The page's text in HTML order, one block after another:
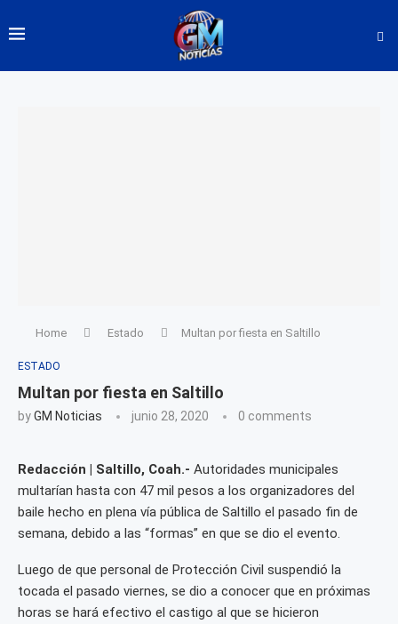
Home Estado Multan por fiesta en Saltillo
ESTADO
Multan por fiesta en Saltillo
byGM Noticias junio 28, 2020 0 comments
Redacción | Saltillo, Coah.- Autoridades municipales
multarían hasta con 47 mil pesos a los organizadores del
baile hecho en plena vía pública de Saltillo el pasado fin de
semana, debido a las “formas” en que se dio el evento.
Luego de que personal de Protección Civil suspendió la
tocada el pasado viernes, se dio a conocer que en próximas
horas se hará efectivo el castigo al que se hicieron